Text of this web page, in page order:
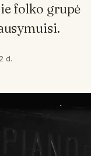
folko grupė
d.